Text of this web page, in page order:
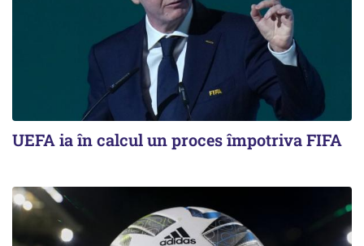
UEFA ia în calcul un proces împotriva FIFA